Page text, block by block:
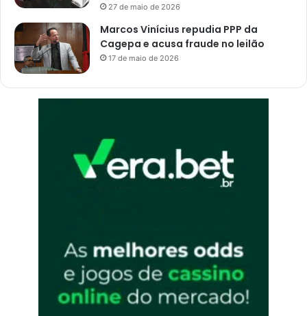
27 de maio de 2026
Marcos Vinícius repudia PPP da
Cagepa e acusa fraude no leilão
17 de maio de 2026